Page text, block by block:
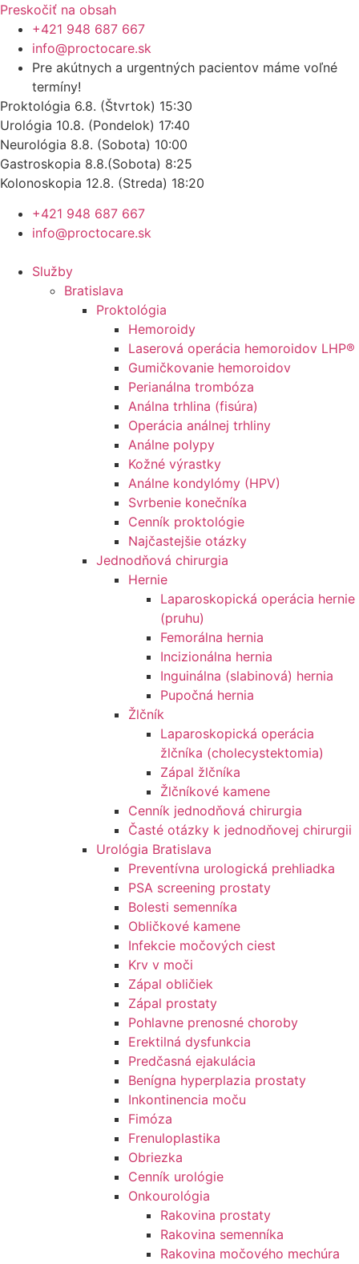
Preskočiť na obsah
+421 948 687 667
info@proctocare.sk
Pre akútnych a urgentných pacientov máme voľné
termíny!
Proktológia 6.8. (Štvrtok) 15:30
Urológia 10.8. (Pondelok) 17:40
Neurológia 8.8. (Sobota) 10:00
Gastroskopia 8.8.(Sobota) 8:25
Kolonoskopia 12.8. (Streda) 18:20
+421 948 687 667
info@proctocare.sk
Služby
Bratislava
Proktológia
Hemoroidy
Laserová operácia hemoroidov LHP®
Gumičkovanie hemoroidov
Perianálna trombóza
Análna trhlina (fisúra)
Operácia análnej trhliny
Análne polypy
Kožné výrastky
Análne kondylómy (HPV)
Svrbenie konečníka
Cenník proktológie
Najčastejšie otázky
Jednodňová chirurgia
Hernie
Laparoskopická operácia hernie
(pruhu)
Femorálna hernia
Incizionálna hernia
Inguinálna (slabinová) hernia
Pupočná hernia
Žlčník
Laparoskopická operácia
žlčníka (cholecystektomia)
Zápal žlčníka
Žlčníkové kamene
Cenník jednodňová chirurgia
Časté otázky k jednodňovej chirurgii
Urológia Bratislava
Preventívna urologická prehliadka
PSA screening prostaty
Bolesti semenníka
Obličkové kamene
Infekcie močových ciest
Krv v moči
Zápal obličiek
Zápal prostaty
Pohlavne prenosné choroby
Erektilná dysfunkcia
Predčasná ejakulácia
Benígna hyperplazia prostaty
Inkontinencia moču
Fimóza
Frenuloplastika
Obriezka
Cenník urológie
Onkourológia
Rakovina prostaty
Rakovina semenníka
Rakovina močového mechúra